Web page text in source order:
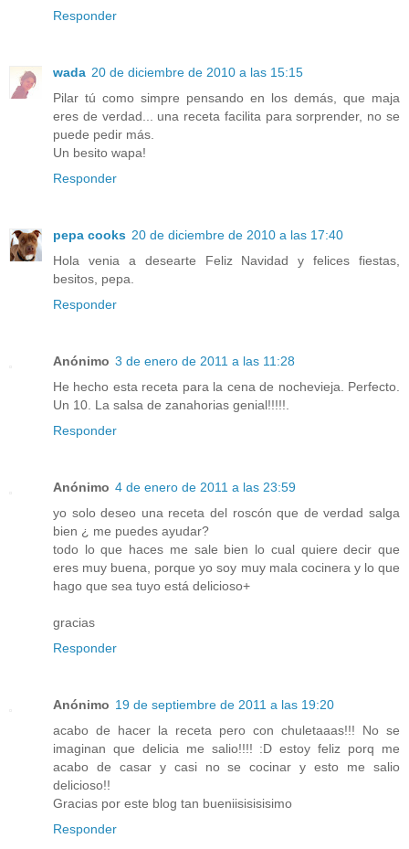
Responder
wada 20 de diciembre de 2010 a las 15:15
Pilar tú como simpre pensando en los demás, que maja
eres de verdad... una receta facilita para sorprender, no se
puede pedir más.
Un besito wapa!
Responder
pepa cooks 20 de diciembre de 2010 a las 17:40
Hola venia a desearte Feliz Navidad y felices fiestas,
besitos, pepa.
Responder
Anónimo 3 de enero de 2011 a las 11:28
He hecho esta receta para la cena de nochevieja. Perfecto.
Un 10. La salsa de zanahorias genial!!!!!.
Responder
Anónimo 4 de enero de 2011 a las 23:59
yo solo deseo una receta del roscón que de verdad salga
bien ¿ me puedes ayudar?
todo lo que haces me sale bien lo cual quiere decir que
eres muy buena, porque yo soy muy mala cocinera y lo que
hago que sea tuyo está delicioso+
gracias
Responder
Anónimo 19 de septiembre de 2011 a las 19:20
acabo de hacer la receta pero con chuletaaas!!! No se
imaginan que delicia me salio!!!! :D estoy feliz porq me
acabo de casar y casi no se cocinar y esto me salio
delicioso!!
Gracias por este blog tan bueniisisisisimo
Responder